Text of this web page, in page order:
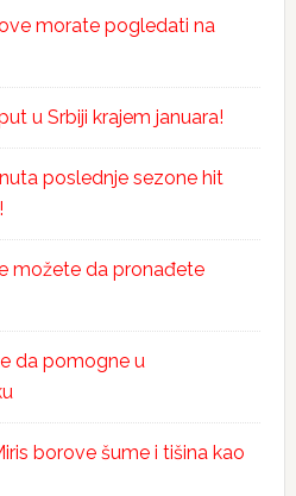
morate pogledati na
u Srbiji krajem januara!
poslednje sezone hit
možete da pronađete
da pomogne u
borove šume i tišina kao